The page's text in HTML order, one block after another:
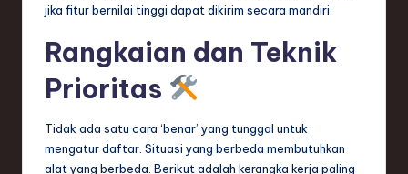
jika fitur bernilai tinggi dapat dikirim secara mandiri.
Rangkaian dan Teknik
Prioritas
Tidak ada satu cara ‘benar’ yang tunggal untuk
mengatur daftar. Situasi yang berbeda membutuhkan
alat yang berbeda. Berikut adalah kerangka kerja paling